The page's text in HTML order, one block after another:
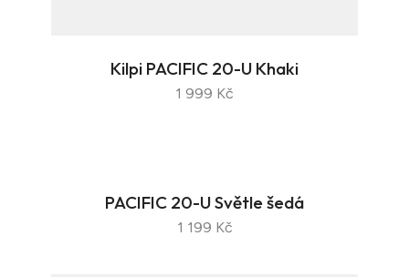
Kilpi PACIFIC 20-U Khaki
1 999 Kč
PACIFIC 20-U Světle šedá
1 199 Kč